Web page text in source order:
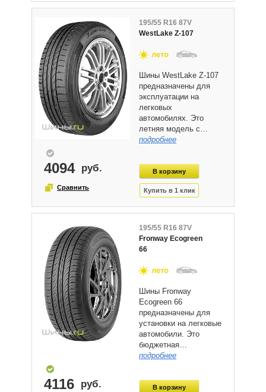
195/55 R16 87V
WestLake Z-107
лето
Шины WestLake Z-107
предназначены для
эксплуатации на
легковых
автомобилях. Это
летняя модель с…
подробнее
4094
195/55 R16 87V
Fronway Ecogreen
66
лето
Шины Fronway
Ecogreen 66
предназначены для
установки на легковые
автомобили. Это
бюджетная…
подробнее
4116